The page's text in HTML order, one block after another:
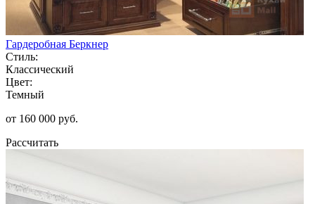
Гардеробная Беркнер
Стиль:
Классический
Цвет:
Темный
от 160 000 руб.
Рассчитать